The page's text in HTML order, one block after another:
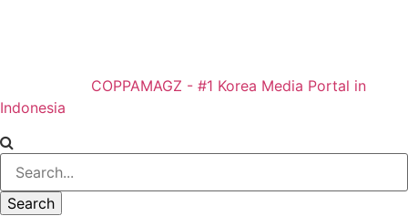
COPPAMAGZ - #1 Korea Media Portal in
Indonesia